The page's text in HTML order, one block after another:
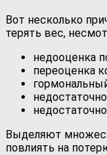
Вот несколько
терять вес,
недооценка
переоценка
Выделяют
повлиять на